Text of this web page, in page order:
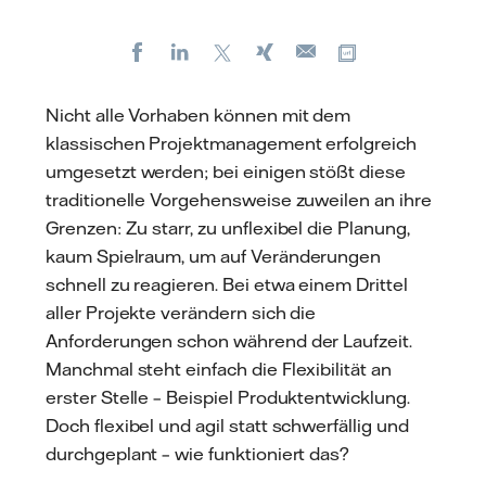
FacebookLinkedIn Xing
E-
Nicht alle Vorhaben können mit dem
klassischen Projektmanagement erfolgreich
umgesetzt werden; bei einigen stößt diese
traditionelle Vorgehensweise zuweilen an ihre
Grenzen: Zu starr, zu unflexibel die Planung,
kaum Spielraum, um auf Veränderungen
schnell zu reagieren. Bei etwa einem Drittel
aller Projekte verändern sich die
Anforderungen schon während der Laufzeit.
Manchmal steht einfach die Flexibilität an
erster Stelle – Beispiel Produktentwicklung.
Doch flexibel und agil statt schwerfällig und
durchgeplant – wie funktioniert das?